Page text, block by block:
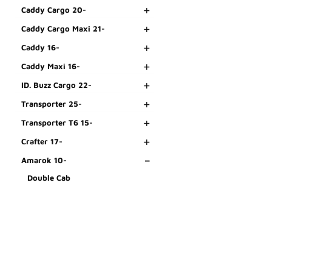
Caddy Cargo 20- +
Caddy Cargo Maxi 21- +
Caddy 16- +
Caddy Maxi 16- +
ID. Buzz Cargo 22- +
Transporter 25- +
Transporter T6 15- +
Crafter 17- +
Amarok 10- -
Double Cab